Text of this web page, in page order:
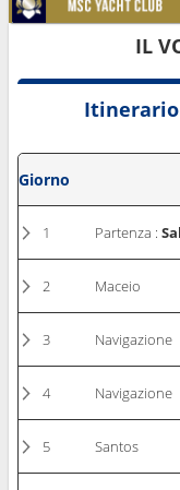
IL
Itinerario
Giorno
1 Partenza :
2 Maceio
3 Navigazione
4 Navigazione
5 Santos